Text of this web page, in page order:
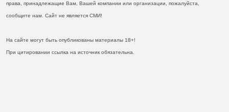
права, принадлежащие Вам, Вашей компании или организации, пожалуйста,
сообщите нам. Сайт не является СМИ!
На сайте могут быть опубликованы материалы 18+!
При цитировании ссылка на источник обязательна.